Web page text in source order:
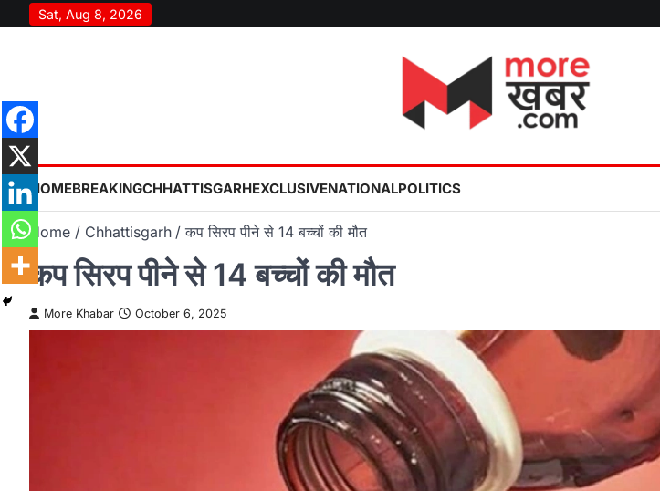
to
Sat, Aug 8, 2026
HOMEBREAKINGCHHATTISGARHEXCLUSIVENATIONALPOLITICS
Home Chhattisgarh कप सिरप पीने से 14 बच्चों की मौत
कप सिरप पीने से 14 बच्चों की मौत
More Khabar October 6, 2025